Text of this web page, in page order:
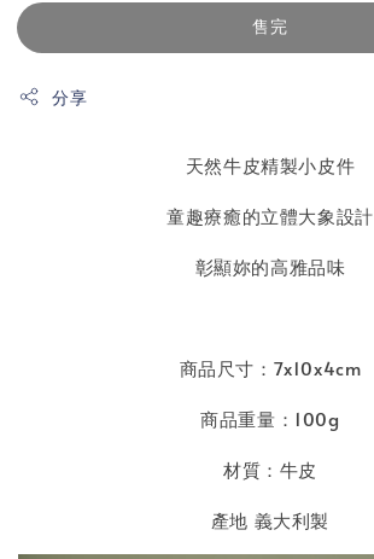
售完
分享
天然牛皮精製小皮件
童趣療癒的立體大象設計
彰顯妳的高雅品味
商品尺寸：7x10x4cm
商品重量：100g
材質：牛皮
產地 義大利製